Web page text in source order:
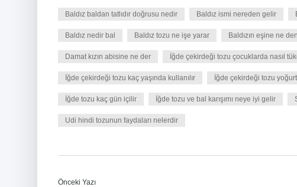
Baldız baldan tatlıdır doğrusu nedir Baldız ismi nereden gelir
Baldız nedir bal Baldız tozu ne işe yarar Baldızın eşine ne
Damat kızın abisine ne der İğde çekirdeği tozu çocuklarda nasıl
İğde çekirdeği tozu kaç yaşında kullanılır İğde çekirdeği tozu
İğde tozu kaç gün içilir İğde tozu ve bal karışımı neye iyi gelir
Udi hindi tozunun faydaları nelerdir
Önceki Yazı